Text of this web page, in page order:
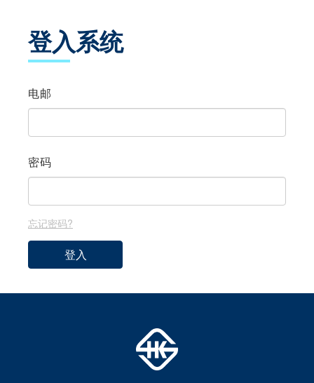
登入系统
电邮
密码
忘记密码?